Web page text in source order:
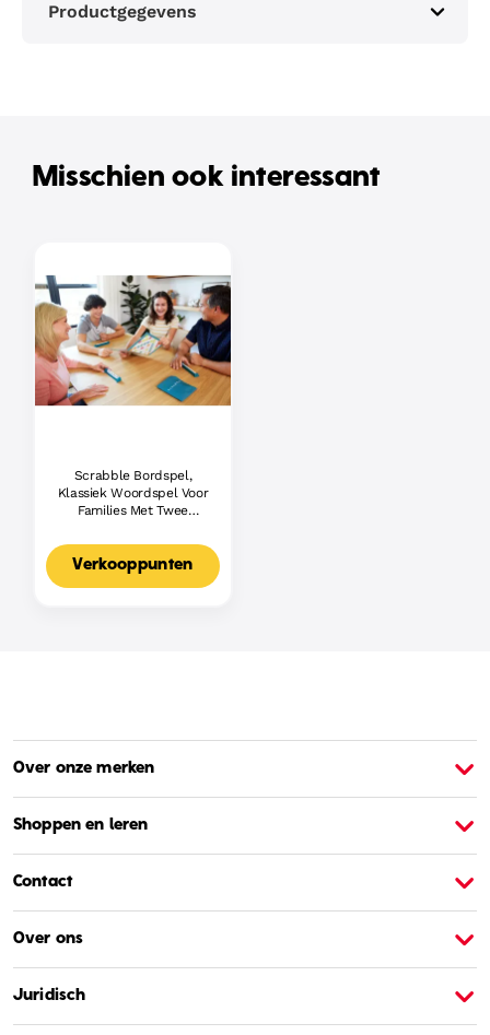
Productgegevens
Misschien ook interessant
Scrabble Bordspel,
Klassiek Woordspel Voor
Families Met Twee
Voor 2-4 Spelers,
Nederlandse Editie
Verkooppunten
Over onze merken
Shoppen en leren
Contact
Over ons
Juridisch